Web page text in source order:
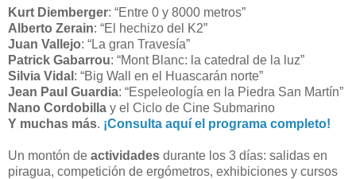
Kurt Diemberger: “Entre 0 y 8000 metros”
Alberto Zerain: “El hechizo del K2”
Juan Vallejo: “La gran Travesía”
Patrick Gabarrou: “Mont Blanc: la catedral de la luz”
Silvia Vidal : “Big Wall en el Huascarán norte”
Jean Paul Guardia: “Espeleología en la Piedra San Martín”
Nano Cordobilla y el Ciclo de Cine Submarino
Y muchas más. ¡Consulta aquí el programa completo!
Un montón de actividades durante los 3 días: salidas en
piragua, competición de ergómetros, exhibiciones y cursos